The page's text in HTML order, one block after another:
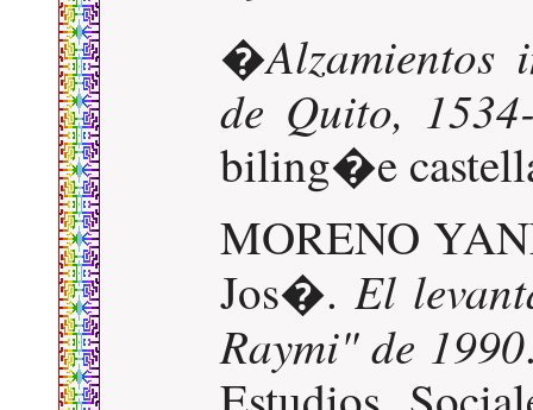
�
de Quito,
biling�e
MORENO
Jos�.El
Raymi" de 1990